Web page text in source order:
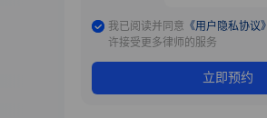
我已阅读并同意 《用户隐私协议》
许接受更多律师的服务
立即预约